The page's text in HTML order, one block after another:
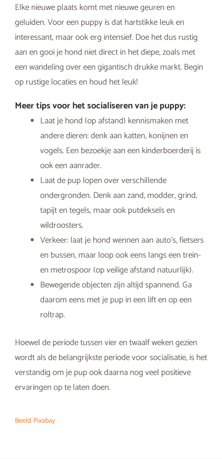
Elke nieuwe plaats komt met nieuwe geuren en
geluiden. Voor een puppy is dat hartstikke leuk en
interessant, maar ook erg intensief. Doe het dus rustig
aan en gooi je hond niet direct in het diepe, zoals met
een wandeling over een gigantisch drukke markt. Begin
op rustige locaties en houd het leuk!
Meer tips voor het socialiseren van je puppy:
Laat je hond (op afstand) kennismaken met
andere dieren: denk aan katten, konijnen en
vogels. Een bezoekje aan een kinderboerderij is
ook een aanrader.
Laat de pup lopen over verschillende
ondergronden. Denk aan zand, modder, grind,
tapijt en tegels, maar ook putdeksels en
wildroosters.
Verkeer: laat je hond wennen aan auto’s, fietsers
en bussen, maar loop ook eens langs een trein-
en metrospoor (op veilige afstand natuurlijk).
Bewegende objecten zijn altijd spannend. Ga
daarom eens met je pup in een lift en op een
roltrap.
Hoewel de periode tussen vier en twaalf weken gezien
wordt als de belangrijkste periode voor socialisatie, is het
verstandig om je pup ook daarna nog veel positieve
ervaringen op te laten doen.
Beeld: Pixabay